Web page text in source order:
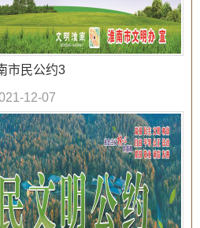
市民公约3
12-07